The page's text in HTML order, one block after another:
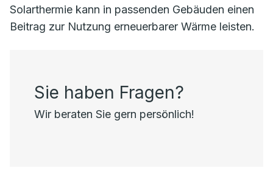
Solarthermie kann in passenden Gebäuden einen
Beitrag zur Nutzung erneuerbarer Wärme leisten.
Sie haben Fragen?
Wir beraten Sie gern persönlich!